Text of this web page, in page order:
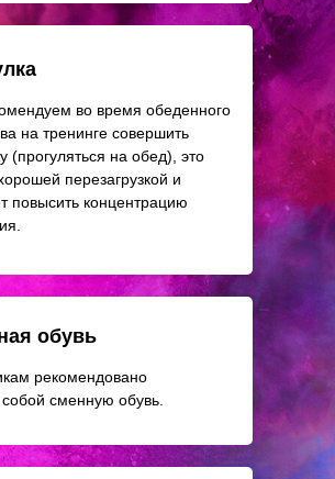
во время обеденного
на тренинге совершить
(прогуляться на обед), это
перезагрузкой и
повысить концентрацию
рекомендовано
сменную обувь.
обувь